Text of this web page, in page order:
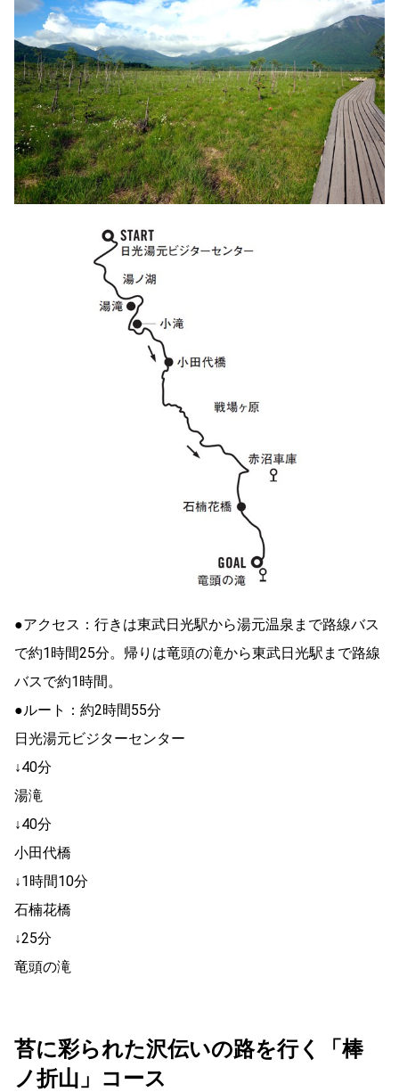
●アクセス：行きは東武日光駅から湯元温泉まで路線バス
で約1時間25分。帰りは竜頭の滝から東武日光駅まで路線
バスで約1時間。
●ルート：約2時間55分
日光湯元ビジターセンター
↓40分
湯滝
↓40分
小田代橋
↓1時間10分
石楠花橋
↓25分
竜頭の滝
苔に彩られた沢伝いの路を行く「棒
ノ折山」コース